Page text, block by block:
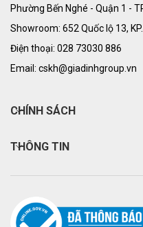
Phường Bến Nghé - Quận 1 -
Showroom: 652 Quốc lộ 13,
Điện thoại: 028 73030 886
Email: cskh@giadinhgroup.vn
CHÍNH SÁCH
THÔNG TIN